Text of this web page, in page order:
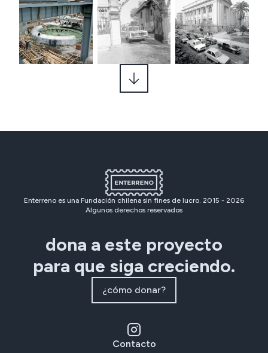
Enterreno es una Fundación chilena sin fines de lucro. 2015 - 2026
Algunos derechos reservados
dona a este proyecto
para que siga creciendo.
¿cómo donar?
Contacto